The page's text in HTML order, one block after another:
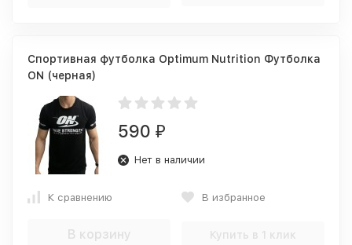
Спортивная футболка Optimum Nutrition Футболка
ON (черная)
590 ₽
Нет в наличии
К сравнению В избранное
В корзину Купить в 1 клик